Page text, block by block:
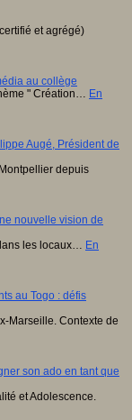
et agrégé)
au collège
" Création… En
Augé, Président de
depuis
nouvelle vision de
les locaux… En
au Togo : défis
Marseille. Contexte de
son ado en tant que
et Adolescence.